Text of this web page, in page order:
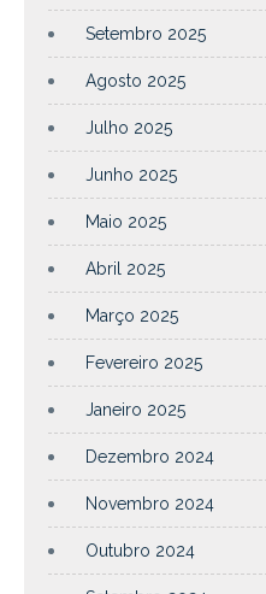
Setembro 2025
Agosto 2025
Julho 2025
Junho 2025
Maio 2025
Abril 2025
Março 2025
Fevereiro 2025
Janeiro 2025
Dezembro 2024
Novembro 2024
Outubro 2024